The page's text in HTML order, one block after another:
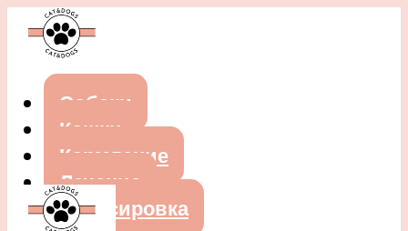
Собаки
Кошки
Кормление
Лечение
Дрессировка